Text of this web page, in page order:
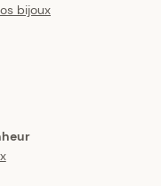
bijoux